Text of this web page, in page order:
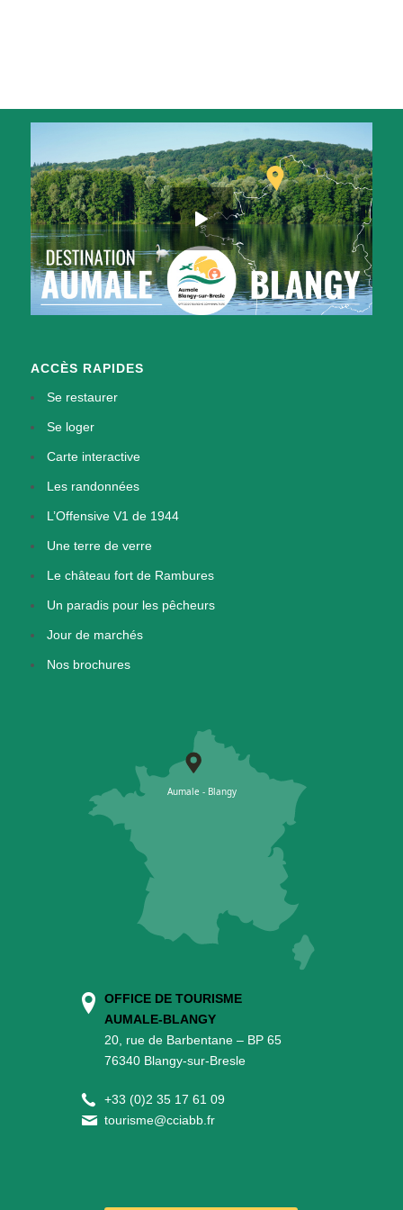
ACCÈS RAPIDES
Se restaurer
Se loger
Carte interactive
Les randonnées
L’Offensive V1 de 1944
Une terre de verre
Le château fort de Rambures
Un paradis pour les pêcheurs
Jour de marchés
Nos brochures
OFFICE DE TOURISME
AUMALE-BLANGY
20, rue de Barbentane – BP 65
76340 Blangy-sur-Bresle
+33 (0)2 35 17 61 09
tourisme@cciabb.fr